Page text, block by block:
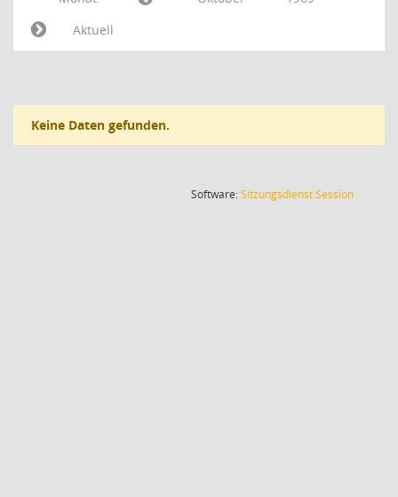
Aktuell
Keine Daten gefunden.
Software:SitzungsdienstSession(Wird in